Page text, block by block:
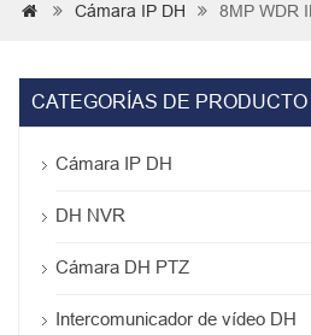
  Cámara IP DH  8MP WDR
CATEGORÍAS DE PRODUCTO
Cámara IP DH
DH NVR
Cámara DH PTZ
Intercomunicador de vídeo DH